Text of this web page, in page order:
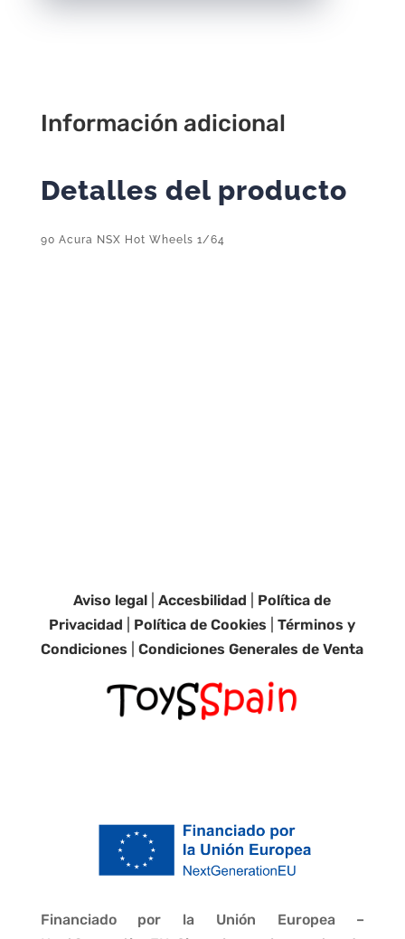
Información adicional
Detalles del producto
90 Acura NSX Hot Wheels 1/64
Aviso legal |Accesbilidad
Política de
Privacidad
Política de Cookies |Términos y
Condiciones |Condiciones Generales de Venta
Financiado por la Unión Europea –